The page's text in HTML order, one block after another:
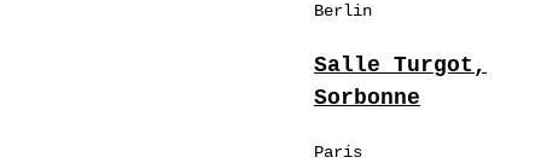
Berlin
Salle Turgot,
Sorbonne
Paris